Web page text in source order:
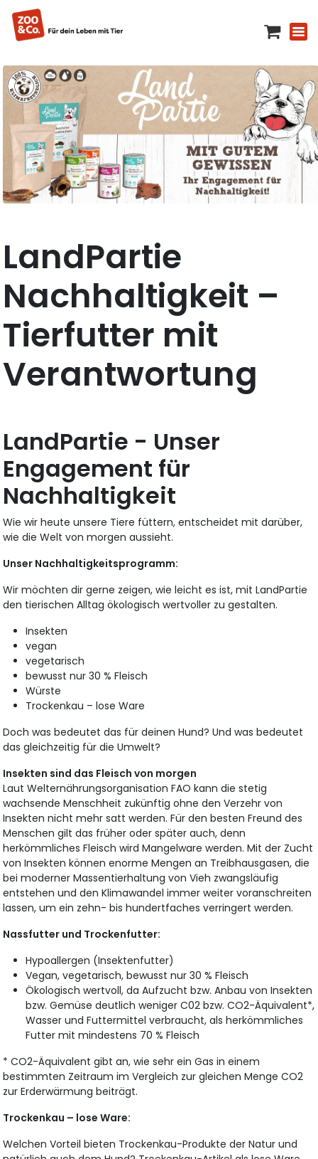
LandPartie
Nachhaltigkeit –
Tierfutter mit
Verantwortung
LandPartie - Unser
Engagement für
Nachhaltigkeit
Wie wir heute unsere Tiere füttern, entscheidet mit darüber,
wie die Welt von morgen aussieht.
Unser Nachhaltigkeitsprogramm:
Wir möchten dir gerne zeigen, wie leicht es ist, mit LandPartie
den tierischen Alltag ökologisch wertvoller zu gestalten.
Insekten
vegan
vegetarisch
bewusst nur 30 % Fleisch
Würste
Trockenkau – lose Ware
Doch was bedeutet das für deinen Hund? Und was bedeutet
das gleichzeitig für die Umwelt?
Insekten sind das Fleisch von morgen
Laut Welternährungsorganisation FAO kann die stetig
wachsende Menschheit zukünftig ohne den Verzehr von
Insekten nicht mehr satt werden. Für den besten Freund des
Menschen gilt das früher oder später auch, denn
herkömmliches Fleisch wird Mangelware werden. Mit der Zucht
von Insekten können enorme Mengen an Treibhausgasen, die
bei moderner Massentierhaltung von Vieh zwangsläufig
entstehen und den Klimawandel immer weiter voranschreiten
lassen, um ein zehn- bis hundertfaches verringert werden.
Nassfutter und Trockenfutter:
Hypoallergen (Insektenfutter)
Vegan, vegetarisch, bewusst nur 30 % Fleisch
Ökologisch wertvoll, da Aufzucht bzw. Anbau von Insekten
bzw. Gemüse deutlich weniger C02 bzw. CO2-Äquivalent*,
Wasser und Futtermittel verbraucht, als herkömmliches
Futter mit mindestens 70 % Fleisch
* CO2-Äquivalent gibt an, wie sehr ein Gas in einem
bestimmten Zeitraum im Vergleich zur gleichen Menge CO2
zur Erderwärmung beiträgt.
Trockenkau – lose Ware:
Welchen Vorteil bieten Trockenkau-Produkte der Natur und